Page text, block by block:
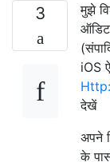
3
मुझे
iOS
देखें
अपने
के